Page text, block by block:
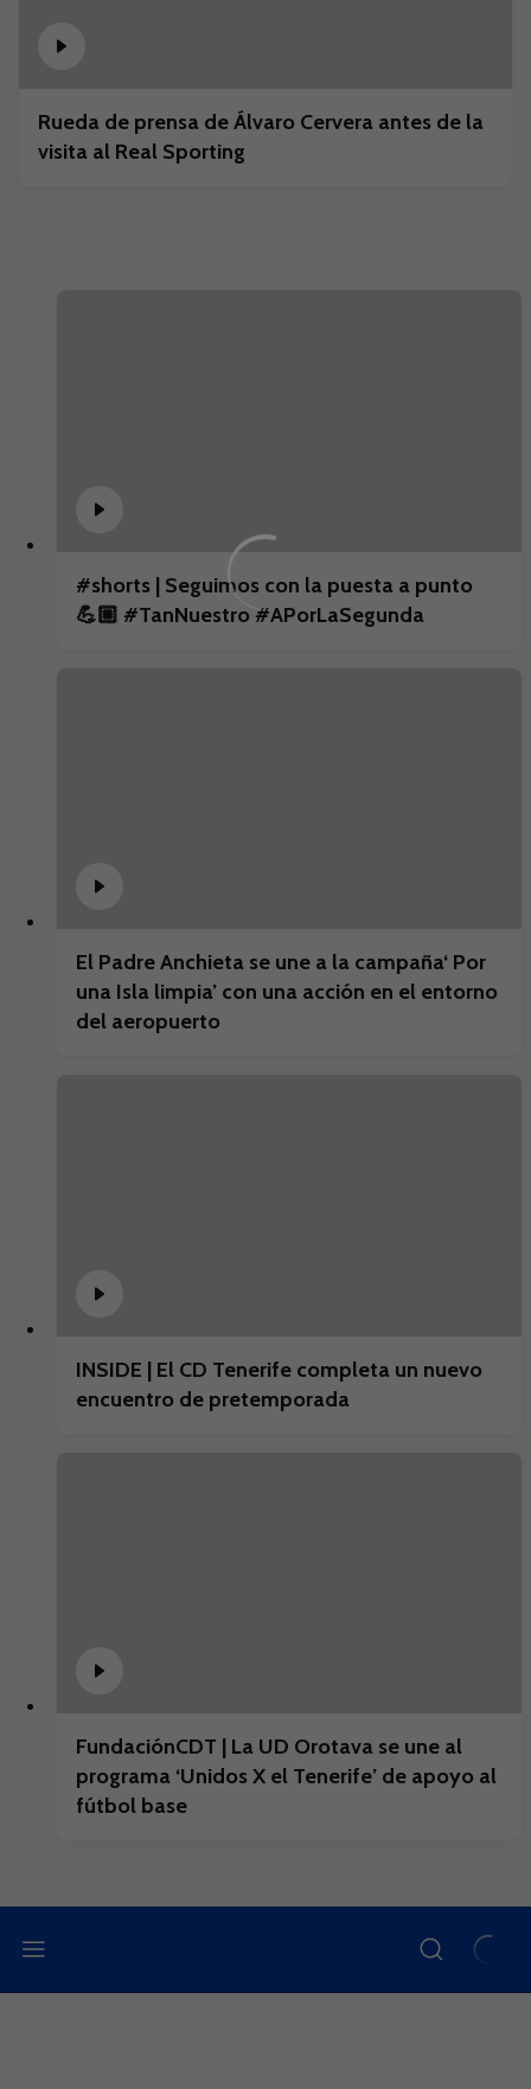
Rueda de prensa de Álvaro Cervera antes de la
visita al Real Sporting
#shorts | Seguimos con la puesta a punto
💪🏼 #TanNuestro #APorLaSegunda
El Padre Anchieta se une a la campaña‘ Por
una Isla limpia’ con una acción en el entorno
del aeropuerto
INSIDE | El CD Tenerife completa un nuevo
encuentro de pretemporada
FundaciónCDT | La UD Orotava se une al
programa ‘Unidos X el Tenerife’ de apoyo al
fútbol base